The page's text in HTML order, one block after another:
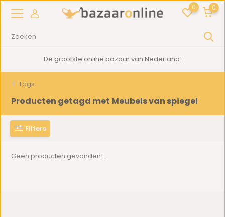
0 0
De grootste online bazaar van Nederland!
Tags
Producten getagd met Meubels van spiegel
Filters
Geen producten gevonden!...